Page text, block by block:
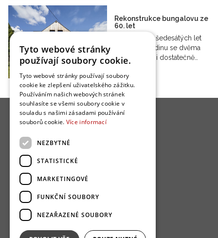
Rekonstrukce bungalovu ze
60. let
Bungalov ze šedesátých let
nebyl pro rodinu se dvěma
malými dětmi dostatečně…
Uživatelské podmínky
Ochrana osobních údajú
Cookies
Tyto webové stránky
používají soubory cookie.
Tyto webové stránky používají soubory
cookie ke zlepšení uživatelského zážitku.
Používáním našich webových stránek
souhlasíte se všemi soubory cookie v
souladu s našimi zásadami používání
souborů cookie. Více informací
NEZBYTNÉ
STATISTICKÉ
MARKETINGOVÉ
FUNKČNÍ SOUBORY
NEZAŘAZENÉ SOUBORY